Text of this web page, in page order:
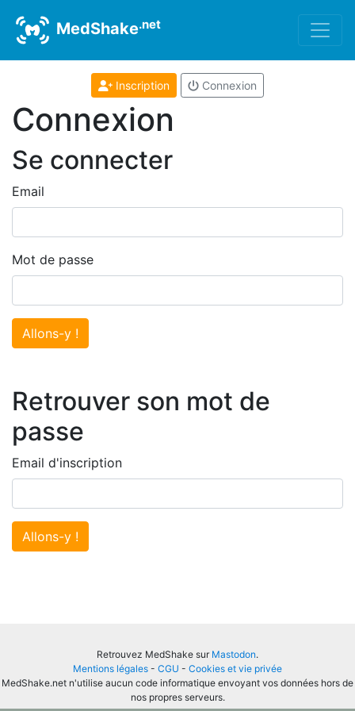
MedShake.net
Inscription Connexion
Connexion
Se connecter
Email
Mot de passe
Allons-y !
Retrouver son mot de
passe
Email d'inscription
Allons-y !
Retrouvez MedShake sur Mastodon.
Mentions légales - CGU - Cookies et vie privée
MedShake.net n'utilise aucun code informatique envoyant vos données hors de
nos propres serveurs.